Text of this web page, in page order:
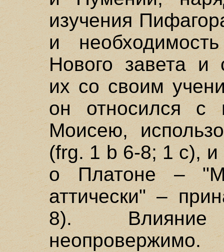
изучения
и
Нового завета и
их со своим
он относился с
Моисею,
(frg. 1 b 6-8; 1 с),
о Платоне –
аттически" –
8).
неопровержимо.